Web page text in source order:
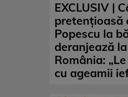
EXCLUSIV |
pretențioasă
Popescu la
deranjează
România:
cu ageamii